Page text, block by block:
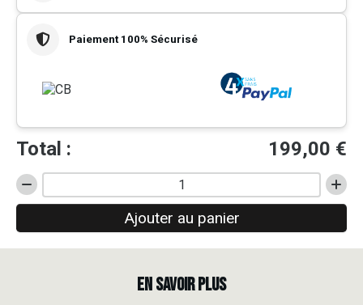
Paiement 100% Sécurisé
Total : 199,00 €
quantité
de
déco
Quad
Ajouter au panier
EN SAVOIR PLUS